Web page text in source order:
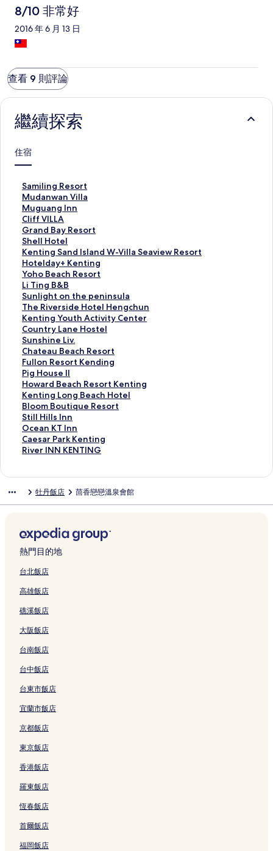
8/10 非常好
2016 年 6 月 13 日
查看 9 則評論
繼續探索
住宿
Samiling Resort
S
a
m
i
l
i
n
g
R
e
s
o
r
t
的
連
結
Mudanwan Villa
M
u
d
a
n
w
a
n
V
i
l
l
a
的
連
結
Muguang Inn
M
u
g
u
a
n
g
I
n
n
的
連
結
Cliff VILLA
C
l
i
f
f
V
I
L
L
A
的
連
結
Grand Bay Resort
G
r
a
n
d
B
a
y
R
e
s
o
r
t
的
連
結
Shell Hotel
S
h
e
l
l
H
o
t
e
l
的
連
結
Kenting Sand Island W-Villa Seaview Resort
K
e
n
t
i
n
g
S
a
n
d
I
s
l
a
n
d
W
-
a
a
v
i
e
R
s
o
r
t
連
Hotelday+ Kenting
H
o
t
e
l
d
a
y
+
K
e
n
t
i
n
g
的
連
Yoho Beach Resort
Y
o
h
o
B
e
a
c
h
R
e
s
o
r
t
的
連
Li Ting B&B
L
i
T
i
n
g
B
&
B
的
連
結
Sunlight on the peninsula
S
u
n
l
i
g
h
t
o
n
t
h
e
p
e
u
的
連
結
The Riverside Hotel Hengchun
T
h
e
R
i
v
e
r
s
i
d
e
H
o
e
c
h
u
n
連
Kenting Youth Activity Center
K
e
n
t
i
n
g
Y
o
u
t
h
A
i
C
e
n
t
r
連
結
Country Lane Hostel
C
o
u
n
t
r
y
L
a
n
e
H
l
結
Sunshine Liv.
S
u
n
s
h
i
n
e
L
i
v
結
Chateau Beach Resort
C
h
a
t
e
a
u
B
e
a
s
t
的
連
結
Fullon Resort Kending
F
u
l
l
o
n
R
e
s
e
i
n
g
的
結
Pig House II
P
i
g
H
o
u
s
e
連
結
Howard Beach Resort Kenting
H
o
w
a
r
d
B
R
o
r
t
K
n
i
n
g
的
結
Kenting Long Beach Hotel
K
e
n
t
i
n
g
a
c
h
H
t
l
的
連
結
Bloom Boutique Resort
B
l
o
o
m
i
e
R
e
s
r
的
連
結
Still Hills Inn
S
t
i
l
l
n
n
的
連
Ocean KT Inn
O
c
e
I
的
連
結
Caesar Park Kenting
C
a
P
k
K
e
n
i
g
的
連
結
River INN KENTING
R
I
K
E
N
T
N
的
連
結
牡丹飯店 茴香戀戀溫泉會館
熱門目的地
台北飯店
高雄飯店
礁溪飯店
大阪飯店
台南飯店
台中飯店
台東市飯店
宜蘭市飯店
京都飯店
東京飯店
香港飯店
羅東飯店
恆春飯店
首爾飯店
福岡飯店